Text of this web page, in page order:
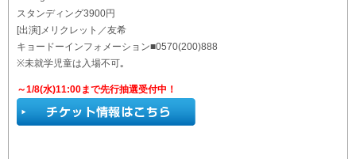
スタンディング3900円
[出演]メリクレット／友希
キョードーインフォメーション■0570(200)888
※未就学児童は入場不可｡
～1/8(水)11:00まで先行抽選受付中！